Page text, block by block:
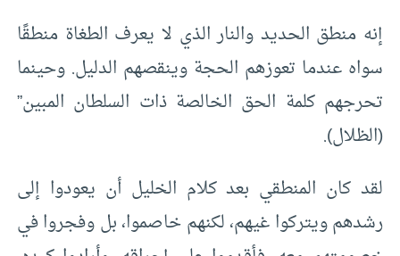
إنه منطق الحديد والنار الذي لا يعرف الطغاة منطقًا
سواه عندما تعوزهم الحجة وينقصهم الدليل. وحينما
تحرجهم كلمة الحق الخالصة ذات السلطان المبين”
(الظلال).
لقد كان المنطقي بعد كلام الخليل أن يعودوا إلى
رشدهم ويتركوا غيهم، لكنهم خاصموا، بل وفجروا في